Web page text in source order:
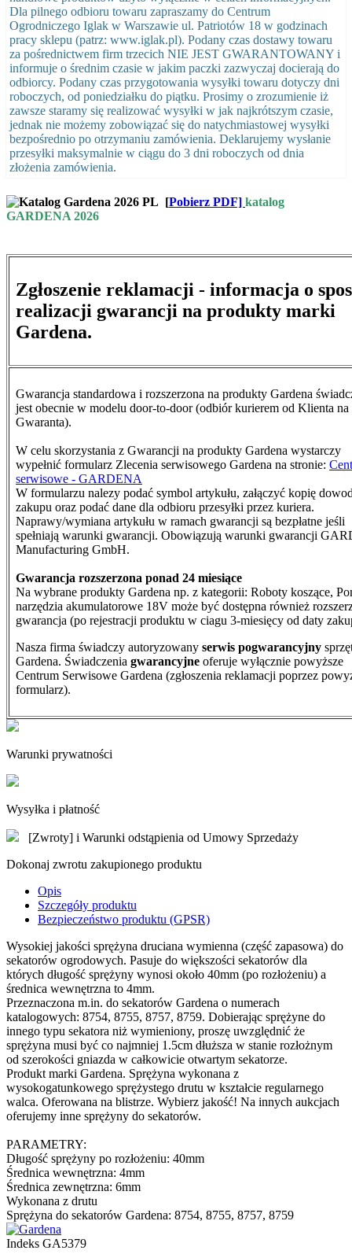
Dla pilnego odbioru towaru zapraszamy do Centrum
Ogrodniczego Iglak w Warszawie ul. Patriotów 18 w godzinach
pracy sklepu (patrz: www.iglak.pl). Podany czas dostawy towaru
za pośrednictwem firm trzecich NIE JEST GWARANTOWANY i
informuje o średnim czasie w jakim paczki zazwyczaj docierają do
odbiorcy. Podany czas przygotowania wysyłki towaru dotyczy dni
roboczych, od poniedziałku do piątku. Prosimy o zrozumienie iż
zawsze staramy się realizować wysyłki w jak najkrótszym czasie,
jednak nie możemy zobowiązać się do natychmiastowej wysyłki
bezpośrednio po otrzymaniu zamówienia. Deklarujemy wysłanie
przesyłki maksymalnie w ciągu do 3 dni roboczych od dnia
złożenia zamówienia.
[Pobierz PDF] katalog
GARDENA 2026
Zgłoszenie reklamacji - informacja o
realizacji gwarancji na produkty marki
Gardena.
Gwarancja standardowa i rozszerzona na produkty Gardena
jest obecnie w modelu door-to-door (odbiór kurierem od Klienta na
Gwaranta).
W celu skorzystania z Gwarancji na produkty Gardena wystarczy
wypełnić formularz Zlecenia serwisowego Gardena na stronie:
serwisowe - GARDENA
W formularzu nalezy podać symbol artykułu, załączyć kopię
zakupu oraz podać dane dla odbioru przesyłki przez kuriera.
Naprawy/wymiana artykułu w ramach gwarancji są bezpłatne jeśli
spełniają warunki gwarancji. Obowiązują warunki gwarancji
Manufacturing GmbH.
Gwarancja rozszerzona ponad 24 miesiące
Na wybrane produkty Gardena np. z kategorii: Roboty koszące,
narzędzia akumulatorowe 18V może być dostępna również
gwarancja (po rejestracji produktu w ciagu 3-miesięcy od daty
Nasza firma świadczy autoryzowany serwis pogwarancyjny
Gardena. Świadczenia gwarancyjne oferuje wyłącznie powyższe
Centrum Serwisowe Gardena (zgłoszenia reklamacji poprzez
formularz).
Warunki prywatności
Wysyłka i płatność
[Zwroty] i Warunki odstąpienia od Umowy Sprzedaży
Dokonaj zwrotu zakupionego produktu
Opis
Szczegóły produktu
Bezpieczeństwo produktu (GPSR)
Wysokiej jakości sprężyna druciana wymienna (część zapasowa) do
sekatorów ogrodowych. Pasuje do większości sekatorów dla
których długość sprężyny wynosi około 40mm (po rozłożeniu) a
średnica wewnętrzna to 4mm.
Przeznaczona m.in. do sekatorów Gardena o numerach
katalogowych: 8754, 8755, 8757, 8759. Dobierając sprężyne do
innego typu sekatora niż wymieniony, proszę uwzględnić że
sprężyna musi być co najmniej 1.5cm dłuższa w stanie rozłożnym
od szerokości gniazda w całkowicie otwartym sekatorze.
Produkt marki Gardena. Sprężyna wykonana z
wysokogatunkowego sprężystego drutu w kształcie regularnego
walca. Oferowana na blistrze. Wybierz jakość! Na innych aukcjach
oferujemy inne sprężyny do sekatorów.
PARAMETRY:
Długość sprężyny po rozłożeniu: 40mm
Średnica wewnętrzna: 4mm
Średnica zewnętrzna: 6mm
Wykonana z drutu
Sprężyna do sekatorów Gardena: 8754, 8755, 8757, 8759
Indeks GA5379